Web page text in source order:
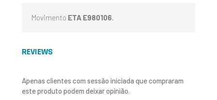
Movimento ETA E980106.
REVIEWS
Apenas clientes com sessão iniciada que compraram
este produto podem deixar opinião.